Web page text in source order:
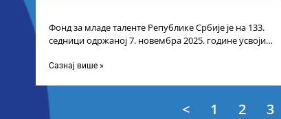
Фонд за младе таленте Републике Србије је на 133.
седници одржаној 7. новембра 2025. године усвојио
Сазнај више »
< 1 2 3